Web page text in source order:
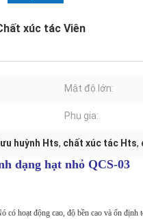
xúc tác Viên
Mật độ lớn:
Phụ gia:
huỳnh Hts, chất xúc tác Hts,
dạng hạt nhỏ QCS-03
hoạt động cao, độ bền cao và ổn định